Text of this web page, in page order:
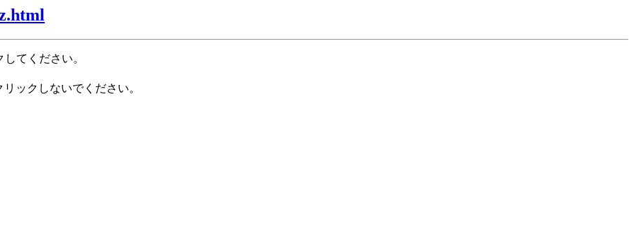
てください。
ックしないでください。